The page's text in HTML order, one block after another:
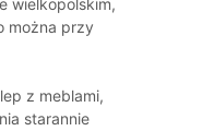
wielkopolskim,
można przy
z meblami,
starannie